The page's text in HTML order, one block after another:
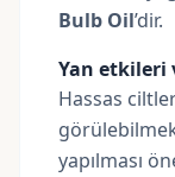
Bulb Oil’dir.
Yan etkileri
Hassas
yapılması